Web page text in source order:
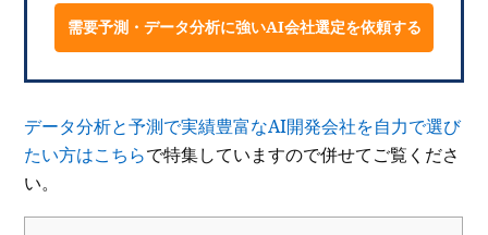
需要予測・データ分析に強いAI会社選定を依頼する
データ分析と予測で実績豊富なAI開発会社を自力で選び
たい方はこちらで特集していますので併せてご覧くださ
い。